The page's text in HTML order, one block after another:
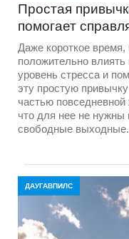
Простая
помогает
Даже короткое
положительно влиять
уровень стресса и
эту простую
частью
что для нее не нужны
свободные выходные.
ДАУГАВПИЛС